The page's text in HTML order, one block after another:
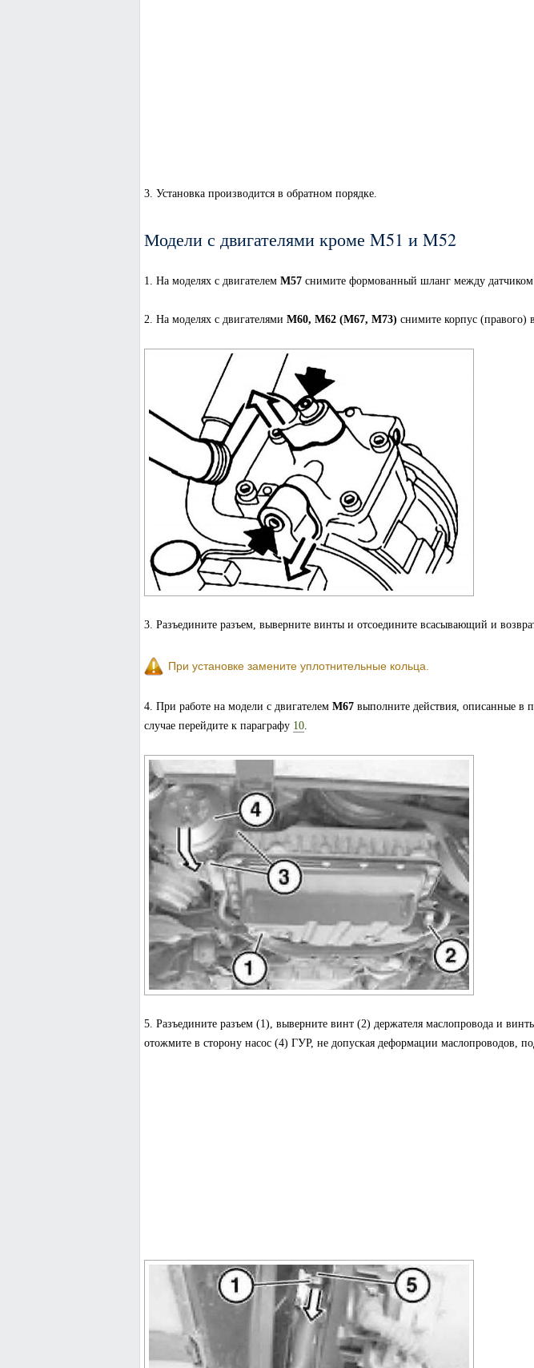
3. Установка производится в обратном порядке.
Модели с двигателями кроме M51 и M52
1. На моделях с двигателем M57снимите формованный шланг между датчиком
2. На моделях с двигателями M60, M62 (M67, M73) снимите корпус (правого)
3. Разъедините разъем, выверните винты и отсоедините всасывающий и
При установке замените уплотнительные кольца.
4. При работе на модели с двигателем M67выполните действия, описанные в
случае перейдите к параграфу 10.
5. Разъедините разъем (1), выверните винт (2) держателя маслопровода и
отожмите в сторону насос (4) ГУР, не допуская деформации маслопроводов,